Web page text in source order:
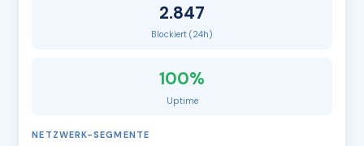
2.847
Blockiert (24h)
100%
Uptime
NETZWERK-SEGMENTE